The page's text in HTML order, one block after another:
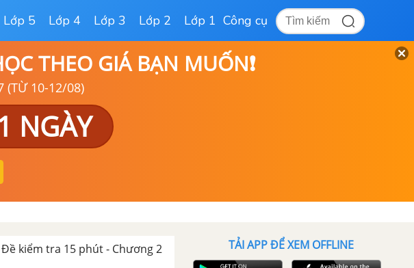
Lớp 5 Lớp 4 Lớp 3 Lớp 2 Lớp 1 Công cụ
THEO GIÁ BẠN MUỐN❗
(TỪ 10-12/08)
NGÀY
Đề kiểm tra 15 phút - Chương 2
TẢI APP ĐỂ XEM OFFLINE